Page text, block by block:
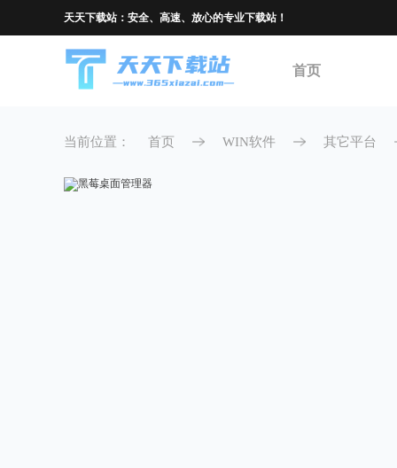
天天下载站：安全、高速、放心的专业下载站！
首页
当前位置： 首页 WIN软件 其它平台